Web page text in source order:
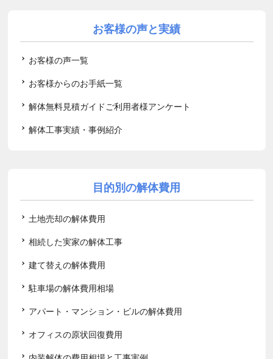
お客様の声と実績
お客様の声一覧
お客様からのお手紙一覧
解体無料見積ガイドご利用者様アンケート
解体工事実績・事例紹介
目的別の解体費用
土地売却の解体費用
相続した実家の解体工事
建て替えの解体費用
駐車場の解体費用相場
アパート・マンション・ビルの解体費用
オフィスの原状回復費用